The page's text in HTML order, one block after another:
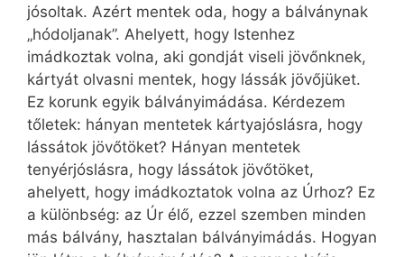
jósoltak. Azért mentek oda, hogy a bálványnak
„hódoljanak”. Ahelyett, hogy Istenhez
imádkoztak volna, aki gondját viseli jövőnknek,
kártyát olvasni mentek, hogy lássák jövőjüket.
Ez korunk egyik bálványimádása. Kérdezem
tőletek: hányan mentetek kártyajóslásra, hogy
lássátok jövőtöket? Hányan mentetek
tenyérjóslásra, hogy lássátok jövőtöket,
ahelyett, hogy imádkoztatok volna az Úrhoz? Ez
a különbség: az Úr élő, ezzel szemben minden
más bálvány, hasztalan bálványimádás. Hogyan